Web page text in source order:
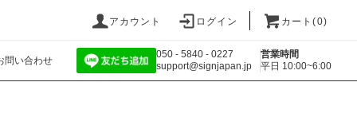
アカウント ログイン カート(0)
問い合わせ
050 - 5840 - 0227
support@signjapan.jp
営業時間
平日 10:00~6:00